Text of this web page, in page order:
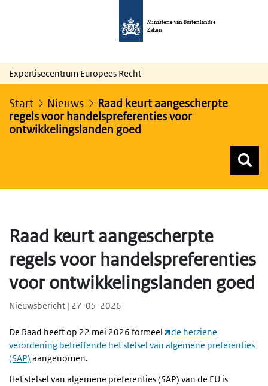
Ministerie van Buitenlandse
Zaken
Expertisecentrum Europees Recht
Start Nieuws
Raad keurt aangescherpte
regels voor handelspreferenties voor
ontwikkelingslanden goed
Raad keurt aangescherpte
regels voor handelspreferenties
voor ontwikkelingslanden goed
Nieuwsbericht | 27-05-2026
De Raad heeft op 22 mei 2026 formeel
de herziene
verordening betreffende het stelsel van algemene preferenties
(SAP) aangenomen.
Het stelsel van algemene preferenties (SAP) van de EU is